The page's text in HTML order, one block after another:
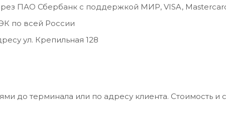
ПАО Сбербанк с поддержкой МИР, VISA,
по всей России
ул. Крепильная 128
до терминала или по адресу клиента. Стоимость и